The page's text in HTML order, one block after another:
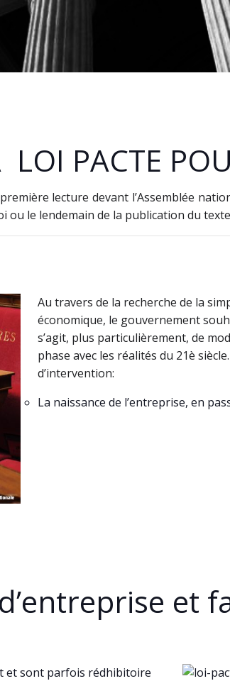
PACTE
lecture devant l’Assemblée
le lendemain de la publication du
Au travers de la recherche de la
économique, le gouvernement
s’agit, plus particulièrement, de
phase avec les réalités du 21è
d’intervention:
La naissance de l’entreprise, en
et
et sont parfois rédhibitoire